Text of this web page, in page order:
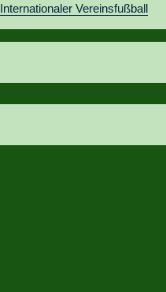
Internationaler Vereinsfußball